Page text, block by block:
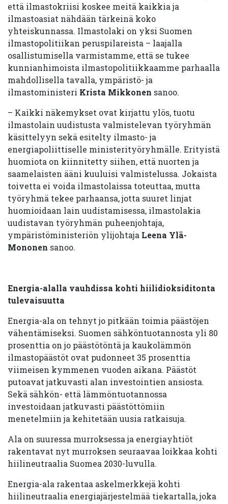
että ilmastokriisi koskee meitä kaikkia ja
ilmastoasiat nähdään tärkeinä koko
yhteiskunnassa. Ilmastolaki on yksi Suomen
ilmastopolitiikan peruspilareista – laajalla
osallistumisella varmistamme, että se tukee
kunnianhimoista ilmastopolitiikkaamme parhaalla
mahdollisella tavalla, ympäristö- ja
ilmastoministeri Krista Mikkonen sanoo.
– Kaikki näkemykset ovat kirjattu ylös, tuotu
ilmastolain uudistusta valmistelevan työryhmän
käsittelyyn sekä esitelty ilmasto- ja
energiapoliittiselle ministerityöryhmälle. Erityistä
huomiota on kiinnitetty siihen, että nuorten ja
saamelaisten ääni kuuluisi valmistelussa. Jokaista
toivetta ei voida ilmastolaissa toteuttaa, mutta
työryhmä tekee parhaansa, jotta suuret linjat
huomioidaan lain uudistamisessa, ilmastolakia
uudistavan työryhmän puheenjohtaja,
ympäristöministeriön ylijohtaja Leena Ylä-
Mononen sanoo.
Energia-alalla vauhdissa kohti hiilidioksiditonta
tulevaisuutta
Energia-ala on tehnyt jo pitkään toimia päästöjen
vähentämiseksi. Suomen sähköntuotannosta yli 80
prosenttia on jo päästötöntä ja kaukolämmön
ilmastopäästöt ovat pudonneet 35 prosenttia
viimeisen kymmenen vuoden aikana. Päästöt
putoavat jatkuvasti alan investointien ansiosta.
Sekä sähkön- että lämmöntuotannossa
investoidaan jatkuvasti päästöttömiin
menetelmiin ja kehitetään uusia ratkaisuja.
Ala on suuressa murroksessa ja energiayhtiöt
rakentavat nyt murroksen seuraavaa loikkaa kohti
hiilineutraalia Suomea 2030-luvulla.
Energia-ala rakentaa askelmerkkejä kohti
hiilineutraalia energiajärjestelmää tiekartalla, joka